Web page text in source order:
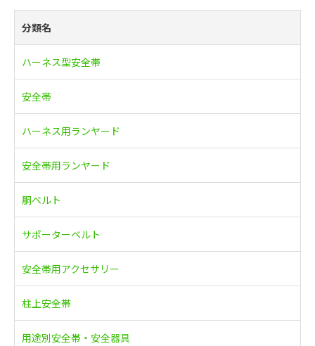
分類名
ハーネス型安全帯
安全帯
ハーネス用ランヤード
安全帯用ランヤード
胴ベルト
サポーターベルト
安全帯用アクセサリー
柱上安全帯
用途別安全帯・安全器具